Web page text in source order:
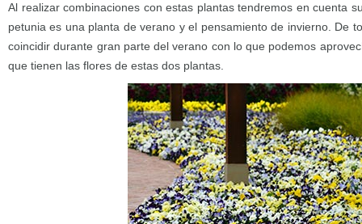
Al realizar combinaciones con estas plantas tendremos en cuenta
petunia es una planta de verano y el pensamiento de invierno. De
coincidir durante gran parte del verano con lo que podemos
que tienen las flores de estas dos plantas.